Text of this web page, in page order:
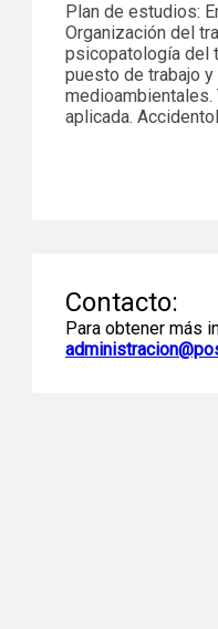
Plan de estudios:
Organización del
psicopatología del
puesto de trabajo
medioambientales.
aplicada.
Contacto:
Para obtener más